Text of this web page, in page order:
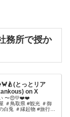
務所で授か
とっとリア
on X
い 〜😍💛❤️❤️
＃鳥取県 #観光 ＃御
白兎 ＃縁起物 #旅行 #